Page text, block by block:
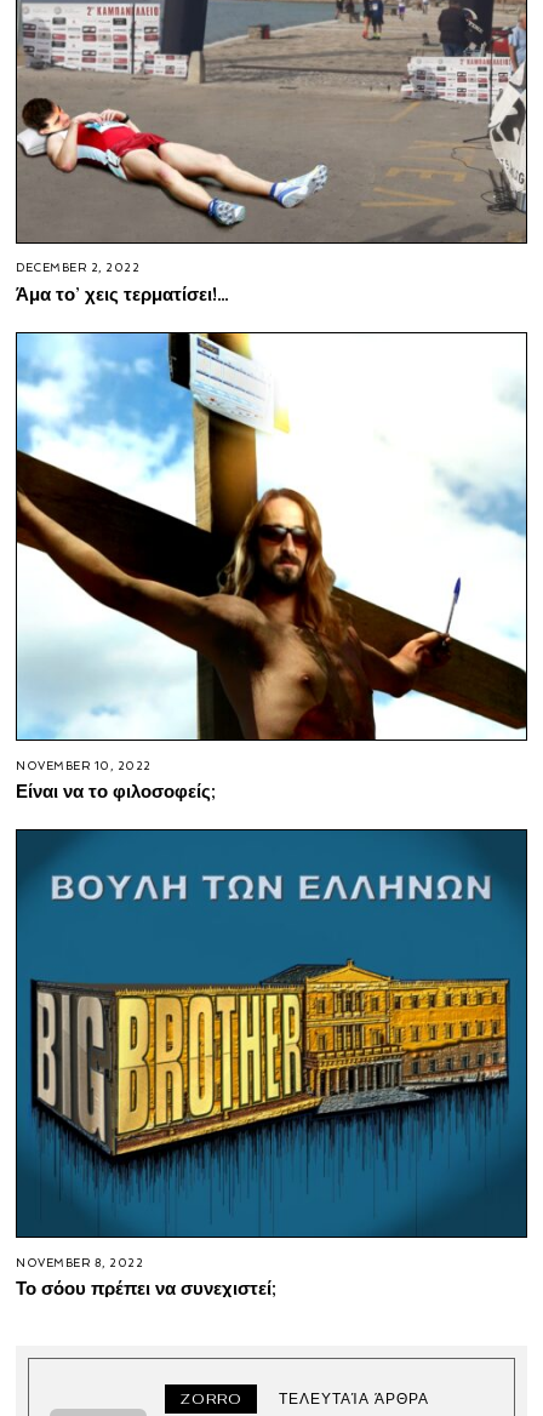
DECEMBER 2, 2022
Άμα το’ χεις τερματίσει!…
NOVEMBER 10, 2022
Είναι να το φιλοσοφείς;
NOVEMBER 8, 2022
Το σόου πρέπει να συνεχιστεί;
ZORRO ΤΕΛΕΥΤΑΊΑ ΆΡΘΡΑ